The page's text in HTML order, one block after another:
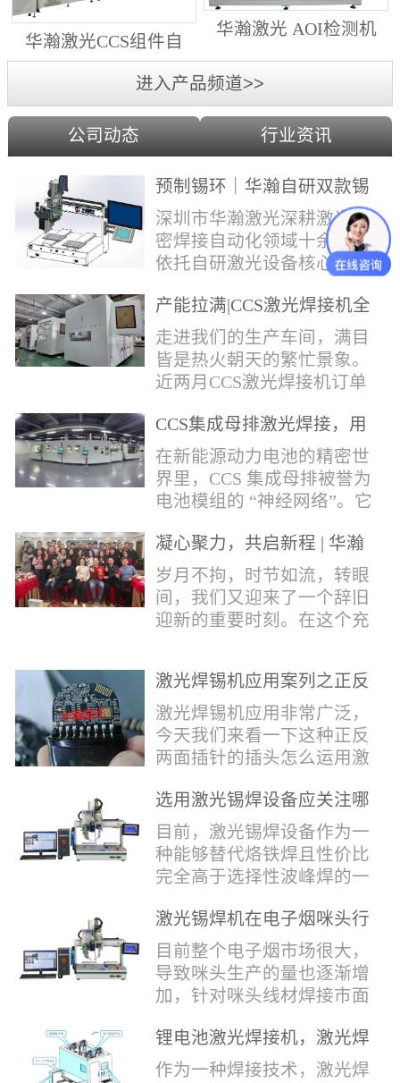
华瀚激光CCS组件自
动生产线（横向线）
华瀚激光 AOI检测机
（型号HA18DM6)
进入产品频道>>
公司动态 行业资讯
预制锡环｜华瀚自研双款锡
环机，实现焊点标准化量产
深圳市华瀚激光深耕激光精
密焊接自动化领域十余年，
依托自研激光设备核心技
环挤压成型机、多功能锡环
卷绕成型机，两套专业锡环
制备设备，预制标准化锡环
搭配激光定点熔锡工艺，从
方位解决精密电子量产焊接
痛点。预制锡环焊接工艺预
制锡环焊接工艺，核心优势
明显：1.锡料定量可控：锡
环设备提前卷绕/挤压成型，
每一枚锡环锡含量标准化，
激光一次性熔融，焊点大
小、锡厚高度统一...
产能拉满|CCS激光焊接机全
力量产冲刺
走进我们的生产车间，满目
皆是热火朝天的繁忙景象。
近两月CCS激光焊接机订单
和，全员火力全开，全力奔
赴交付节点，用硬核产能响
应市场需求，用严苛品质回
馈每一份客户信任。市场认
的技术、高效智能的生产优
势与零缺陷的品控标准，我
们的CCS激光焊接机持续斩
获大量订单，近两月产能全
开、排期紧凑，生产线有序
整机调试、性能检测到成品
CCS集成母排激光焊接，用
微米级工艺守护新能源电池
生命线
在新能源动力电池的精密世
界里，CCS 集成母排被誉为
电池模组的 “神经网络”。它
电，更承载着电压、温度信
号的实时采集，是连接电芯
与BMS电池管理系统的关键
桥梁。而连接这一切的，正
领域十余载，没有华丽的措
辞，只有最朴实的工艺呈
现，为客户解决实实在在的
落地生产难题。决定电池安
全的“微米关卡”随着新能源
汽车与储能市场爆发式增
凝心聚力，共启新程 | 华瀚
激光年度盛典
岁月不拘，时节如流，转眼
间，我们又迎来了一个辞旧
迎新的重要时刻。在这个充
堂，共同回顾了过去一年的
奋斗与辉煌，分享了成功的
喜悦，并对新的一年充满了
无限憧憬。回望过去，铭记
经理尹建中先生发表了振奋
人心的讲话。他首先对全体
员工在过去一年中的辛勤付
出和卓越贡献表示了最衷心
的感谢，并全面回顾了公司
在过去一年里取得的各项成
激光焊锡机应用案列之正反
两面插针焊接
激光焊锡机应用非常广泛，
今天我们来看一下这种正反
两面插针的插头怎么运用激
反两面都有插针的插头，其
焊接的方式还是有一定的难
点的，第一回流焊和自动烙
铁焊都不合适，因为对面一
会烫伤，在加上有干涉，烙
铁头不方便下去，目前在大
多数情况只能采用人工焊
接，目前人工成本贵，流动
性大，焊接的品质也难保
证。 但采用激光...
选用激光锡焊设备应关注哪
些方面
目前，激光锡焊设备作为一
种能够替代烙铁焊且性价比
完全高于选择性波峰焊的一
来越多的企业关注与使用，
那么在选择激光锡焊设备方
面应该关注哪几点哪？
其一，激光锡焊接设备上
动力核心部件，激光器肯定
是锡焊接设备最至关重要的
一环。目前作为激光锡焊接
激光锡焊机在电子烟咪头行
业的应用
目前整个电子烟市场很大，
导致咪头生产的量也逐渐增
加，针对咪头线材焊接市面
统烙铁焊接，优势价格便
宜，咪头焊接自动化生产线
锂电池激光焊接机，激光焊
锡机厂家如何选？
作为一种焊接技术，激光焊